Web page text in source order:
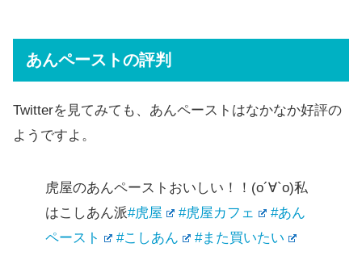
あんペーストの評判
Twitterを見てみても、あんペーストはなかなか好評の
ようですよ。
虎屋のあんペーストおいしい！！(о´∀`о)私
はこしあん派#虎屋 #虎屋カフェ
#あん
ペースト
#こしあん #また買いたい